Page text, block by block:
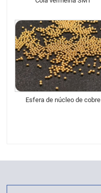
Esfera de núcleo de cobre